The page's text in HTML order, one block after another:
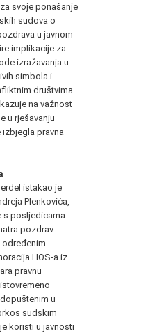
svoje ponašanje
sudova o
u javnom
implikacije za
izražavanja u
simbola i
društvima
na važnost
u rješavanju
pravna
istakao je
Plenkovića,
s posljedicama
pozdrav
određenim
HOS-a iz
pravnu
u
sudskim
koristi u javnosti